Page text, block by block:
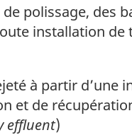
polissage, des
installation
à partir d’une
et de
effluent)